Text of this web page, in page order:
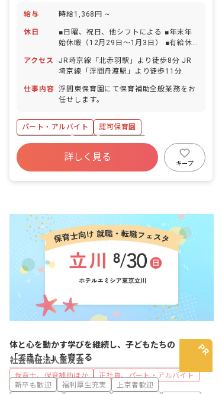
給与 時給1,368円 ~
休日
■日曜、祝日、他シフトによる ■年末年
始休暇（12月29日～1月3日） ■有給休
あり
アクセス
JR埼京線「北赤羽駅」より徒歩8分 JR
埼京線「浮間舟渡駅」より徒歩11分
仕事内容 浮間東保育園にて保育補助全般業務をお
任せします。
パート・アルバイト
認可保育園
社会保険完備
有給
残業少なめ
社会福祉法人
未経験歓迎
新卒も歓迎
詳しく見る
キープ
社会福祉法人童友会
保育士、保育補助ほか 正社員、パート・アルバイト
体と心を動かす学びを継続し、子どもたちの
「できた！」を育てる
新卒も歓迎 福利厚生充実
上京者歓迎